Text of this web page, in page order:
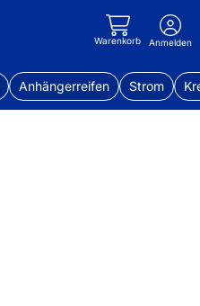
Warenkorb Anmelden
Anhängerreifen Strom